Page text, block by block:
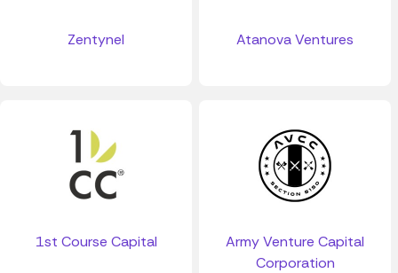
Zentynel Atanova Ventures
1st Course Capital
Army Venture Capital
Corporation